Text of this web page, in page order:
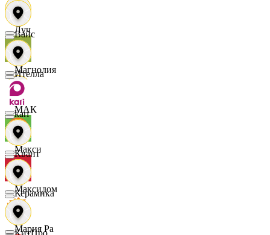
Луч
Магнолия
МАК
Макси
Максидом
Мария Ра
Вайс
Ителла
kari
Квант
Керамика
КитПро